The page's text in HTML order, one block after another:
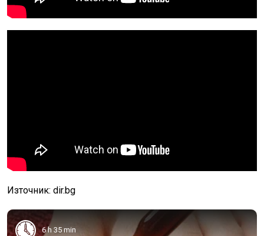
Източник: dir.bg
6 h 35 min